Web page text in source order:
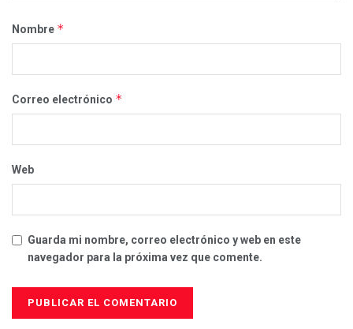
Nombre *
Correo electrónico *
Web
Guarda mi nombre, correo electrónico y web en este
navegador para la próxima vez que comente.